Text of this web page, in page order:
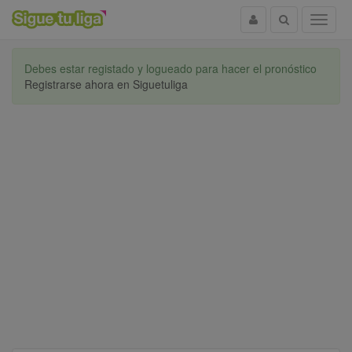
Menu
Buscar
Usuario
Debes estar registado y logueado para hacer el pronóstico
Registrarse ahora en Siguetuliga